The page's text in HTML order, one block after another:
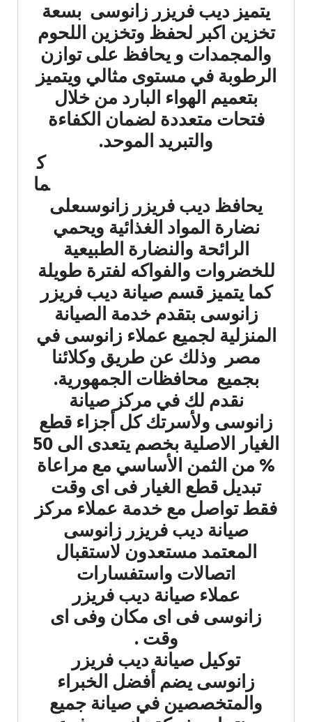
يتميز ديب فريزر زانوسى بسعة
تخزين اكبر لحفظ وتخزين اللحوم
والمجمدات و يحافظ على توازن
الرطوبة في مستوى مثالي ويتميز
بتعميم الهواء البارد من خلال
فتحات متعددة لضمان الكفاءة
والتبريد الموحد.
ك
ما
يحافظ ديب فريزر زانوسىعلى
نضارة المواد الغذائية ويحمي
الرائحة والنضارة الطبيعية
للخضروات والفواكه لفترة طويلة
كما يتميز قسم صيانة ديب فريزر
زانوسى بتقدم خدمة الصيانة
المنزلية لجميع عملاء زانوسى في
مصر وذلك عن طريق وكلائنا
بجميع محافظات الجمهورية.
نقدم لك في مركز صيانة
زانوسى ولأسرتك كل أجزاء قطع
الغيار الاصلية بخصم يتعدى الى 50
% من الثمن الأساسي مع مراعاة
تبديل قطع الغيار فى اى وقت
فقط تواصل مع خدمة عملاء مركز
صيانة ديب فريزر زانوسى
المعتمد مستعدون لاستقبال
اتصالات واستفسارات
عملاء صيانة ديب فريزر
زانوسى فى اى مكان وفى اى
وقت .
توكيل صيانة ديب فريزر
زانوسى يضم أفضل الخبراء
والمتخصصين في صيانة جميع